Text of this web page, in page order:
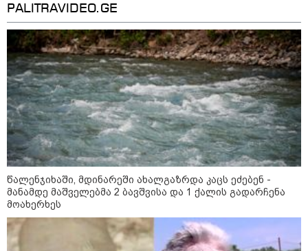
მოძრაობა"
19:03 / 08-08-2026
"მკაცრად ვგმობთ ირაკლი
კობახიძის განცხადებას" -
"კოალიცია ცვლილებისთვის"
16:33 / 08-08-2026
"გიორგი ბარამიძემ რაღაც
არასწორად ჩამოაყალიბა,
მაგრამ ნამდვილად არ
ეკუთვნის წიხლი ივანიშვილის
ღალატზე დაფუძნებული
მიხეილ სააკაშვილი
16:22 / 08-08-2026
PALITRAVIDEO.GE
წალენჯიხაში, მდინარეში ახალგაზრდა კაცს ეძებენ -
მანამდე მაშველებმა 2 ბავშვისა და 1 ქალის გადარჩენა
მოახერხეს